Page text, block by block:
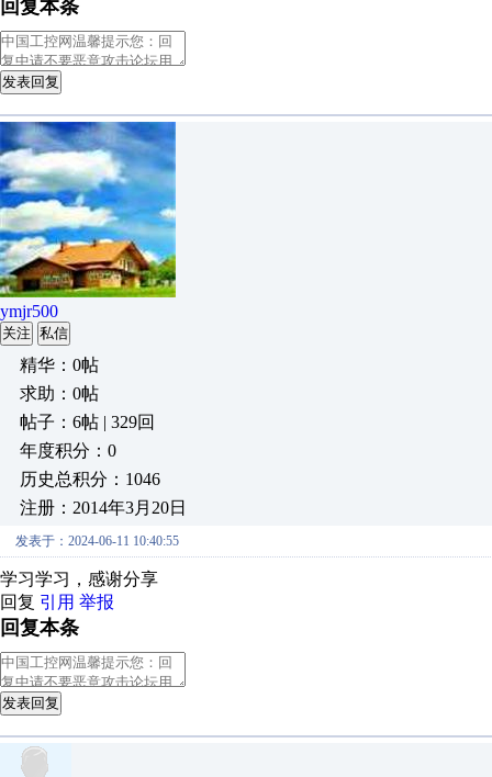
回复本条
发表回复
ymjr500
关注 私信
精华：0帖
求助：0帖
帖子：6帖 | 329回
年度积分：0
历史总积分：1046
注册：2014年3月20日
发表于：2024-06-11 10:40:55
学习学习，感谢分享
回复 引用 举报
回复本条
发表回复